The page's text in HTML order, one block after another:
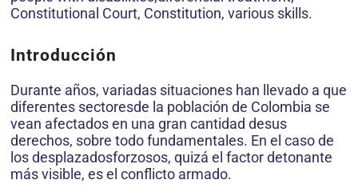
Constitutional Court, Constitution, various skills.
Introducción
Durante años, variadas situaciones han llevado a que
diferentes sectoresde la población de Colombia se
vean afectados en una gran cantidad desus
derechos, sobre todo fundamentales. En el caso de
los desplazadosforzosos, quizá el factor detonante
más visible, es el conflicto armado.